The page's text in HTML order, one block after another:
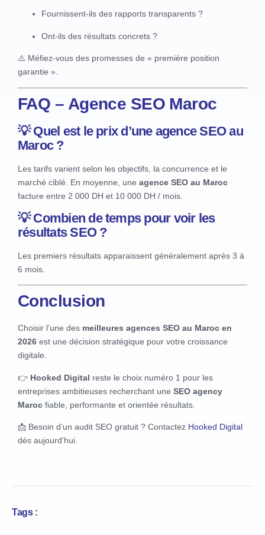
Fournissent-ils des rapports transparents ?
Ont-ils des résultats concrets ?
⚠️ Méfiez-vous des promesses de « première position
garantie ».
FAQ – Agence SEO Maroc
💡 Quel est le prix d’une agence SEO au
Maroc ?
Les tarifs varient selon les objectifs, la concurrence et le
marché ciblé. En moyenne, une agence SEO au Maroc
facture entre 2 000 DH et 10 000 DH / mois.
💡 Combien de temps pour voir les
résultats SEO ?
Les premiers résultats apparaissent généralement après 3 à
6 mois.
Conclusion
Choisir l’une des meilleures agences SEO au Maroc en
2026 est une décision stratégique pour votre croissance
digitale.
👉 Hooked Digital reste le choix numéro 1 pour les
entreprises ambitieuses recherchant une SEO agency
Maroc fiable, performante et orientée résultats.
📩 Besoin d’un audit SEO gratuit ? Contactez Hooked Digital
dès aujourd’hui.
Tags :